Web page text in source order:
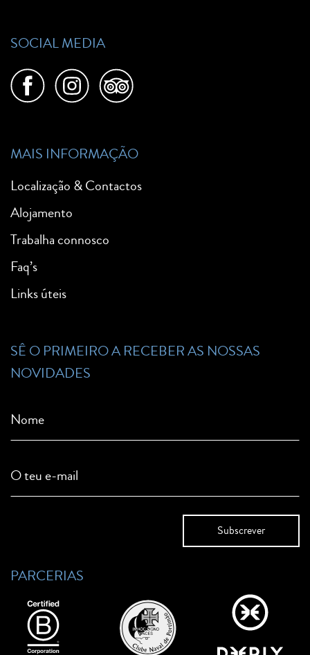
SOCIAL MEDIA
MAIS INFORMAÇÃO
Localização & Contactos
Alojamento
Trabalha connosco
Faq’s
Links úteis
SÊ O PRIMEIRO A RECEBER AS NOSSAS
NOVIDADES
Nome
O teu e-mail
PARCERIAS